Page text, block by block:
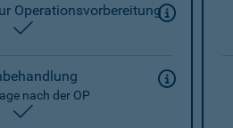
Operationsvorbereitung
nach der OP